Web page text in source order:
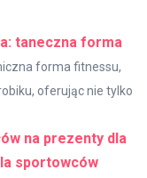
taneczna forma
forma fitnessu,
oferując nie tylko
na prezenty dla
sportowców